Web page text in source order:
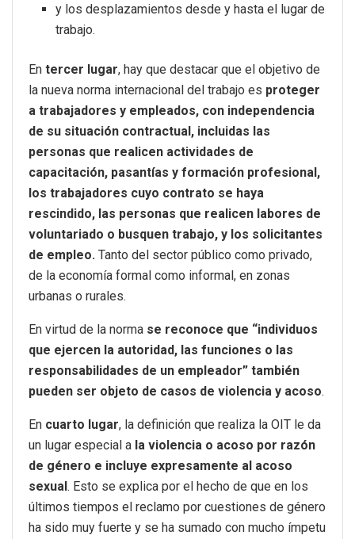
y los desplazamientos desde y hasta el lugar de
trabajo.
En tercer lugar, hay que destacar que el objetivo de
la nueva norma internacional del trabajo es proteger
a trabajadores y empleados, con independencia
de su situación contractual, incluidas las
personas que realicen actividades de
capacitación, pasantías y formación profesional,
los trabajadores cuyo contrato se haya
rescindido, las personas que realicen labores de
voluntariado o busquen trabajo, y los solicitantes
de empleo. Tanto del sector público como privado,
de la economía formal como informal, en zonas
urbanas o rurales.
En virtud de la norma se reconoce que “individuos
que ejercen la autoridad, las funciones o las
responsabilidades de un empleador” también
pueden ser objeto de casos de violencia y acoso.
En cuarto lugar, la definición que realiza la OIT le da
un lugar especial a la violencia o acoso por razón
de género e incluye expresamente al acoso
sexual. Esto se explica por el hecho de que en los
últimos tiempos el reclamo por cuestiones de género
ha sido muy fuerte y se ha sumado con mucho ímpetu